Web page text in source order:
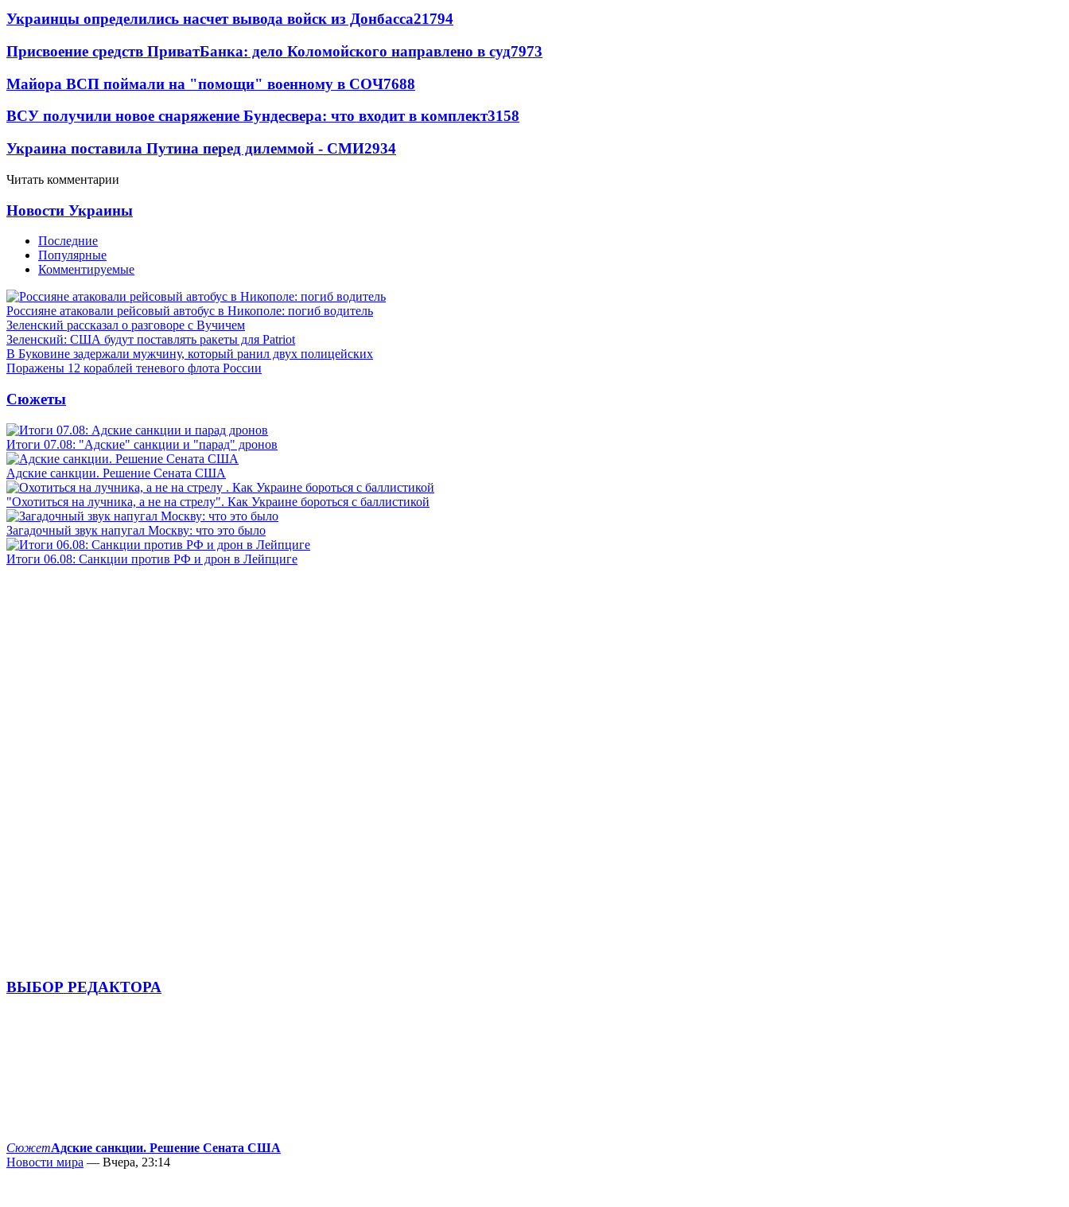
Украинцы определились насчет вывода войск из Донбасса21794
Присвоение средств ПриватБанка: дело Коломойского направлено в суд7973
Майора ВСП поймали на "помощи" военному в СОЧ7688
ВСУ получили новое снаряжение Бундесвера: что входит в комплект3158
Украина поставила Путина перед дилеммой - СМИ2934
Читать комментарии
Новости Украины
Последние
Популярные
Комментируемые
Россияне атаковали рейсовый автобус в Никополе: погиб водитель
Зеленский рассказал о разговоре с Вучичем
Зеленский: США будут поставлять ракеты для Patriot
В Буковине задержали мужчину, который ранил двух полицейских
Поражены 12 кораблей теневого флота России
Сюжеты
Итоги 07.08: "Адские" санкции и "парад" дронов
Адские санкции. Решение Сената США
"Охотиться на лучника, а не на стрелу". Как Украине бороться с баллистикой
Загадочный звук напугал Москву: что это было
Итоги 06.08: Санкции против РФ и дрон в Лейпциге
ВЫБОР РЕДАКТОРА
СюжетАдские санкции. Решение Сената США
Новости мира — Вчера, 23:14